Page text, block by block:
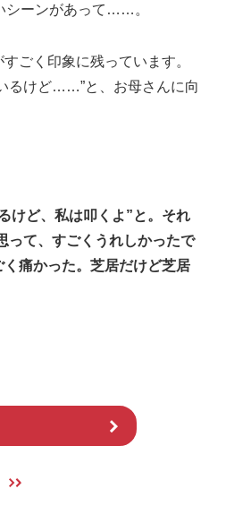
シーンがあって……。
ごく印象に残っています。
るけど……”と、お母さんに向
けど、私は叩くよ”と。それ
って、すごくうれしかったで
痛かった。芝居だけど芝居